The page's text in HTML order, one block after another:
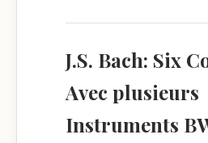
J.S. Bach: Six
Avec plusieurs
Instruments